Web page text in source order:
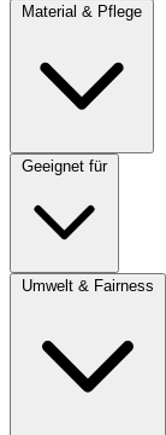
Material & Pflege
Geeignet für
Umwelt & Fairness